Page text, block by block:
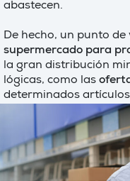
abastecen.
De hecho, un punto de
supermercado para
la gran distribución
lógicas, como las
determinados